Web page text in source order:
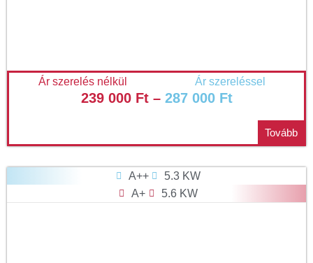
Ár szerelés nélkül Ár szereléssel
239 000 Ft– 287 000 Ft
Tovább
A++
5.3 KW
A+
5.6 KW